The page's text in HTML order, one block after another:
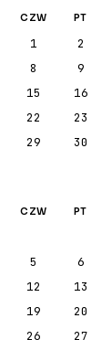
CZW PT
1 2
8 9
15 16
22 23
29 30
CZW PT
5 6
12 13
19 20
26 27